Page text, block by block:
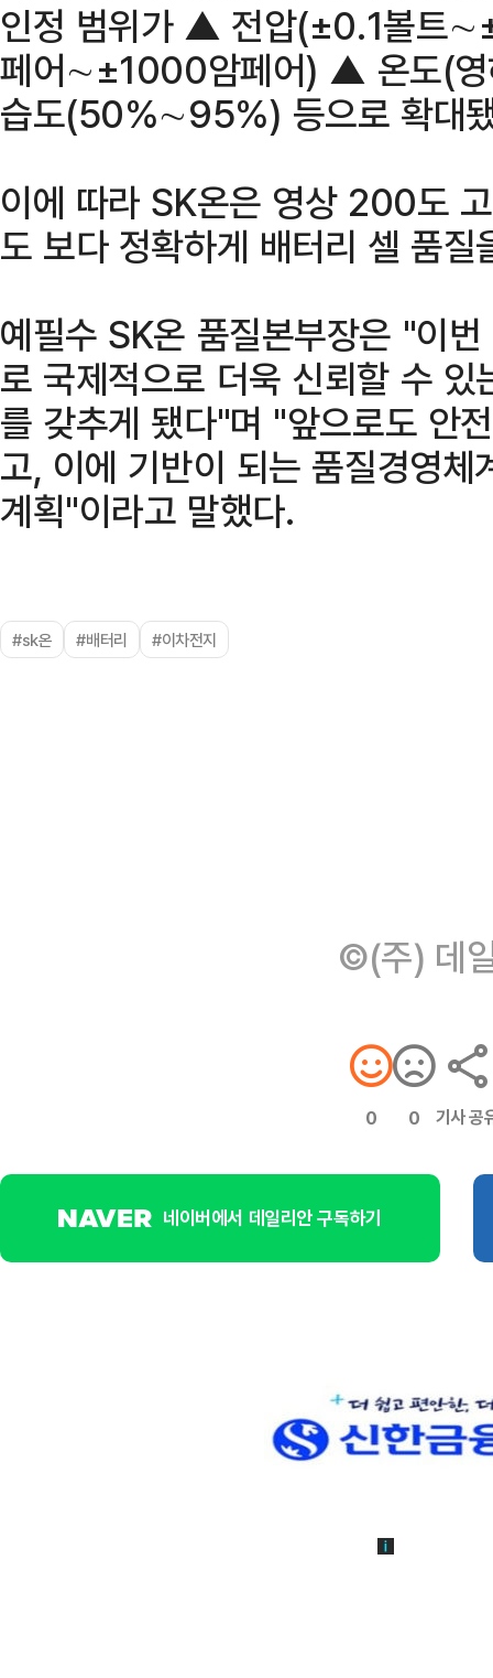
인정 범위가 ▲ 전압(±0.1볼트
페어∼±1000암페어) ▲ 온도(
습도(50%∼95%) 등으로 확대
이에 따라 SK온은 영상 200도
도 보다 정확하게 배터리 셀 품
예필수 SK온 품질본부장은 "이
로 국제적으로 더욱 신뢰할 수
를 갖추게 됐다"며 "앞으로도 안
고, 이에 기반이 되는 품질경영
계획"이라고 말했다.
#sk온 #배터리 #이차전지
©(주) 데
0 0 기사 공
네이버에서 데일리안 구독하기